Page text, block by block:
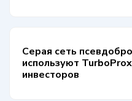
Серая сеть
используют
инвесторов